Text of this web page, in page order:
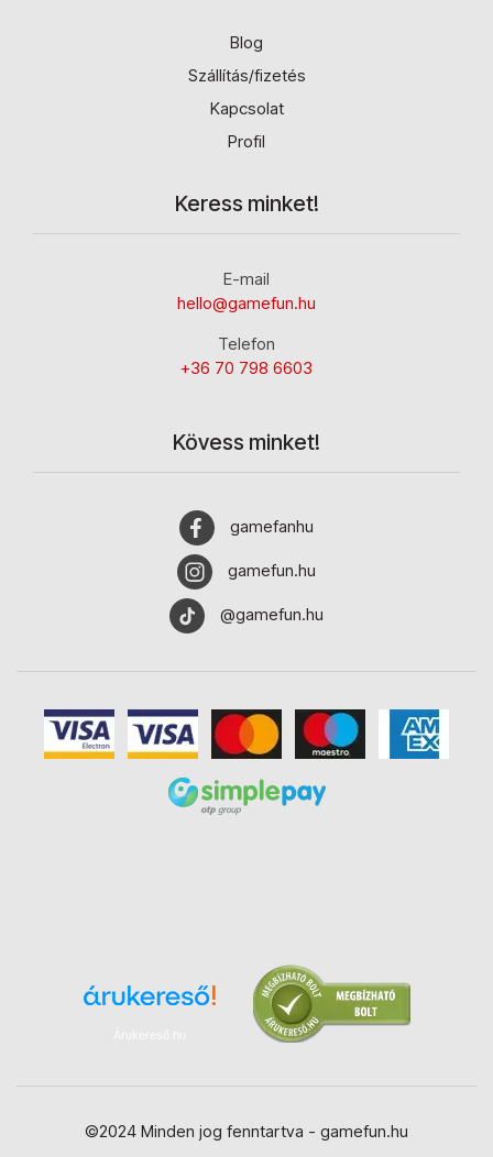
Blog
Szállítás/fizetés
Kapcsolat
Profil
Keress minket!
E-mail
hello@gamefun.hu
Telefon
+36 70 798 6603
Kövess minket!
gamefanhu
gamefun.hu
@gamefun.hu
Árukereső.hu
©2024 Minden jog fenntartva - gamefun.hu